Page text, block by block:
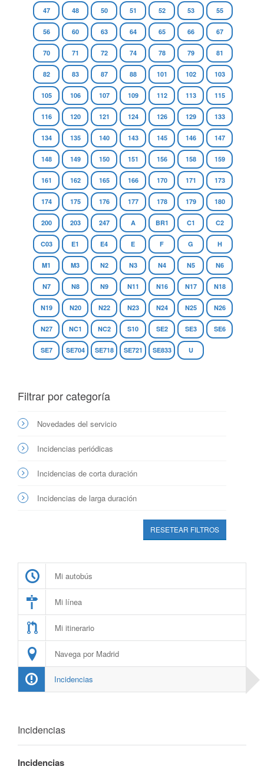
47 48 50 51 52 53 55
56 60 63 64 65 66 67
70 71 72 74 78 79 81
82 83 87 88 101 102 103
105 106 107 109 112 113 115
116 120 121 124 126 129 133
134 135 140 143 145 146 147
148 149 150 151 156 158 159
161 162 165 166 170 171 173
174 175 176 177 178 179 180
200 203 247 A BR1 C1 C2
C03 E1 E4 E F G H
M1 M3 N2 N3 N4 N5 N6
N7 N8 N9 N11 N16 N17 N18
N19 N20 N22 N23 N24 N25 N26
N27 NC1 NC2 S10 SE2 SE3 SE6
SE7 SE704 SE718 SE721 SE833 U
Filtrar por categoría
Novedades del servicio
Incidencias periódicas
Incidencias de corta duración
Incidencias de larga duración
RESETEAR FILTROS
Mi autobús
Mi línea
Mi itinerario
Navega por Madrid
Incidencias
Incidencias
Incidencias